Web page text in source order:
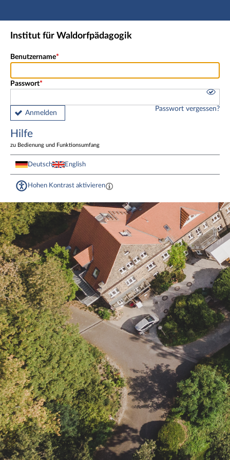
Hauptnavigation
Fußzeile
Institut für Waldorfpädagogik
Benutzername
Passwort
Anmelden
Passwort vergessen?
Hilfe
zu Bedienung und Funktionsumfang
Deutsch English
Hohen Kontrast aktivieren